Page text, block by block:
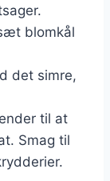
blomkål
det simre,
til at
Smag til